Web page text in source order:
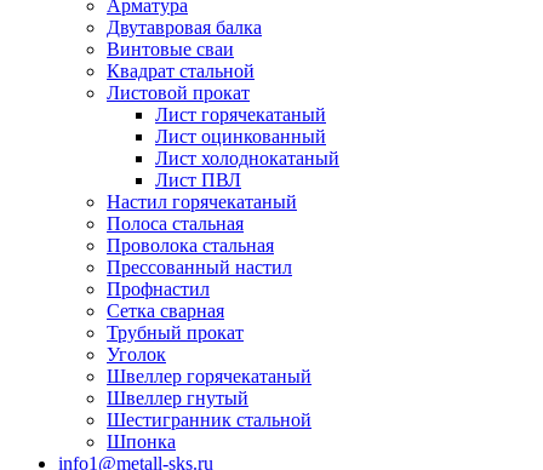
Арматура
Двутавровая балка
Винтовые сваи
Квадрат стальной
Листовой прокат
Лист горячекатаный
Лист оцинкованный
Лист холоднокатаный
Лист ПВЛ
Настил горячекатаный
Полоса стальная
Проволока стальная
Прессованный настил
Профнастил
Сетка сварная
Трубный прокат
Уголок
Швеллер горячекатаный
Швеллер гнутый
Шестигранник стальной
Шпонка
info1@metall-sks.ru